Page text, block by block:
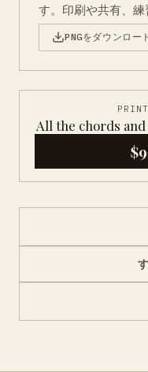
す。印刷や共有、練
PNGをダウンロー
All the chords
$9